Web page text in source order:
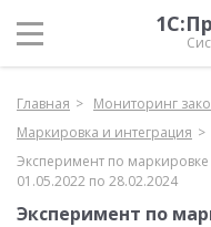
Главная
Мониторинг
Маркировка и интеграция
Эксперимент по
01.05.2022 по 28.02.2024
Эксперимент по